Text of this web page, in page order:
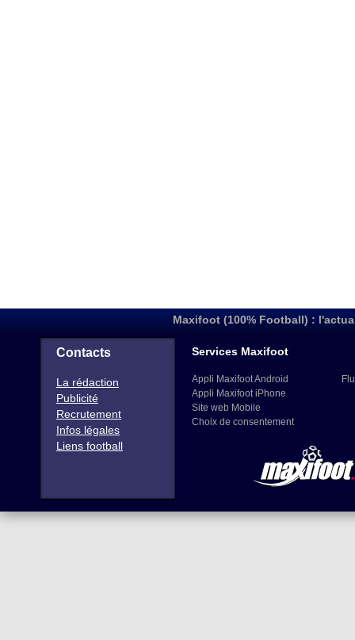
Maxifoot (100% Football) :
Contacts
La rédaction
Publicité
Recrutement
Infos légales
Liens football
Services Maxifoot
Appli Maxifoot Android
Appli Maxifoot iPhone
Site web Mobile
Choix de consentement